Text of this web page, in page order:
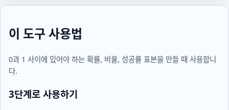
17	0.12571951816450555
18	0.48506676337387516
20	0.9553197744909344
이 도구 사용법
0과 1 사이에 있어야 하는 확률, 비율, 성공률 표본을 만들 때 사용합니
다.
3단계로 사용하기